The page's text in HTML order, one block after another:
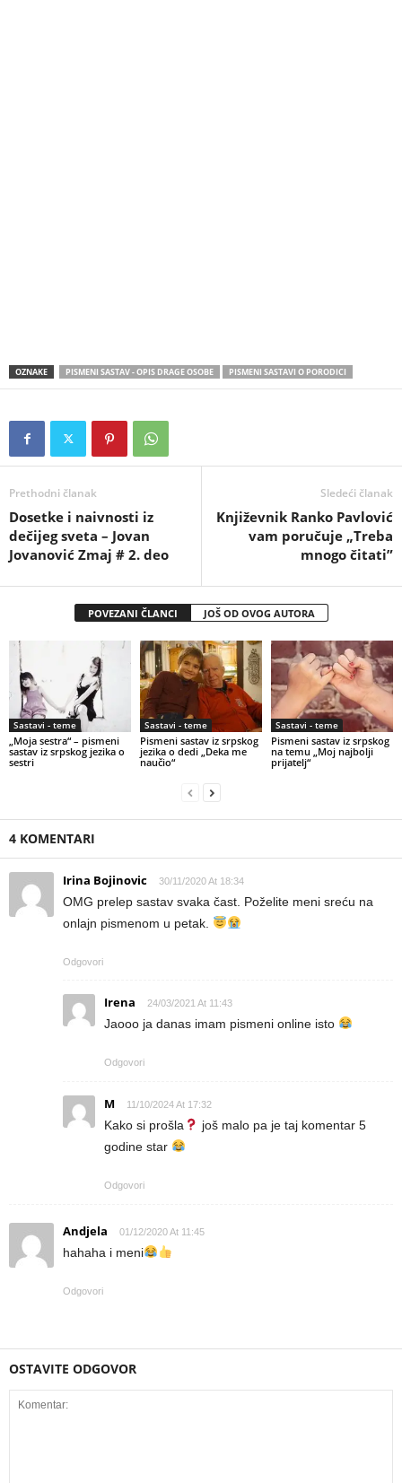
OZNAKE PISMENI SASTAV - OPIS DRAGE OSOBE PISMENI SASTAVI O PORODICI
Prethodni članak
Dosetke i naivnosti iz
dečijeg sveta – Jovan
Jovanović Zmaj # 2. deo
Sledeći članak
Književnik Rankо Pavlović
vam poručuje „Treba
mnogo čitati”
POVEZANI ČLANCI JOŠ OD OVOG AUTORA
Sastavi - teme
„Moja sestra“ – pismeni
sastav iz srpskog jezika o
sestri
Sastavi - teme
Pismeni sastav iz srpskog
jezika o dedi „Deka me
naučio“
Sastavi - teme
Pismeni sastav iz srpskog
na temu „Moj najbolji
prijatelj“
4 KOMENTARI
Irina Bojinovic 30/11/2020 At 18:34
OMG prelep sastav svaka čast. Poželite meni sreću na
onlajn pismenom u petak.
Odgovori
Irena 24/03/2021 At 11:43
Jaooo ja danas imam pismeni online isto
Odgovori
M 11/10/2024 At 17:32
Kako si prošla
još malo pa je taj komentar 5
godine star
Odgovori
Andjela 01/12/2020 At 11:45
hahaha i meni
Odgovori
OSTAVITE ODGOVOR